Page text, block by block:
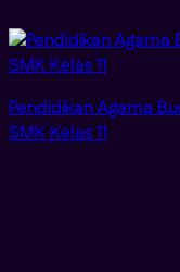
Pendidikan Agama
SMK Kelas 11